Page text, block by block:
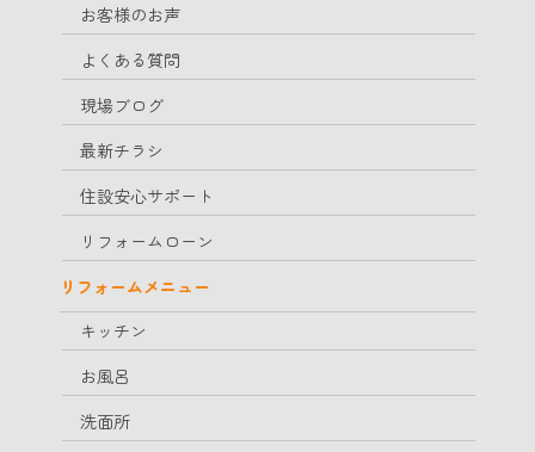
お客様のお声
よくある質問
現場ブログ
最新チラシ
住設安心サポート
リフォームローン
リフォームメニュー
キッチン
お風呂
洗面所